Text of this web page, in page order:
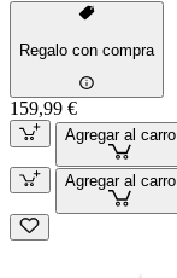
Regalo con compra
159,99 €
Agregar al carro
Agregar al carro